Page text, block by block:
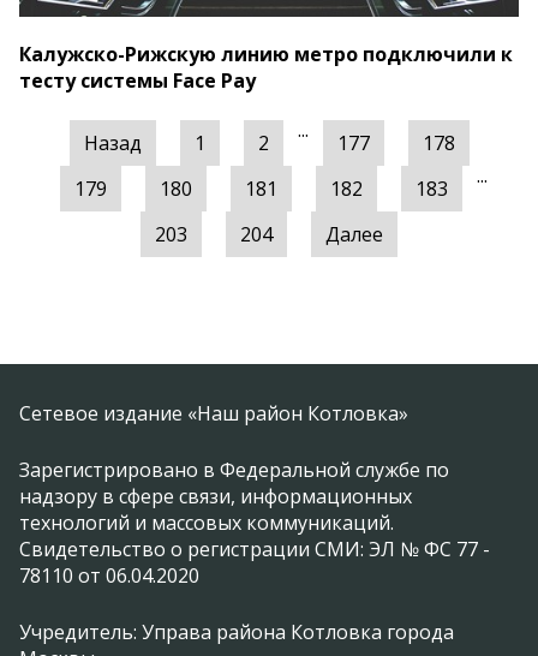
Калужско-Рижскую линию метро подключили к
тесту системы Face Pay
Назад 1 2 ... 177
178
179
180 181 182 183 ...
203 204 Далее
Сетевое издание «Наш район Котловка»
Зарегистрировано в Федеральной службе по
надзору в сфере связи, информационных
технологий и массовых коммуникаций.
Свидетельство о регистрации СМИ: ЭЛ № ФС 77 -
78110 от 06.04.2020
Учредитель: Управа района Котловка города